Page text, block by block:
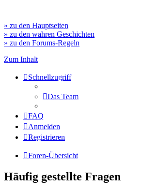
» zu den Hauptseiten
» zu den wahren Geschichten
» zu den Forums-Regeln
Zum Inhalt
Schnellzugriff
Das Team
FAQ
Anmelden
Registrieren
Foren-Übersicht
Häufig gestellte Fragen